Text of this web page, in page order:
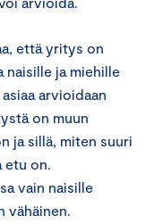
että yritys on
naisille ja miehille
arvioidaan
on muun
ja sillä, miten suuri
etu on.
vain naisille
vähäinen.